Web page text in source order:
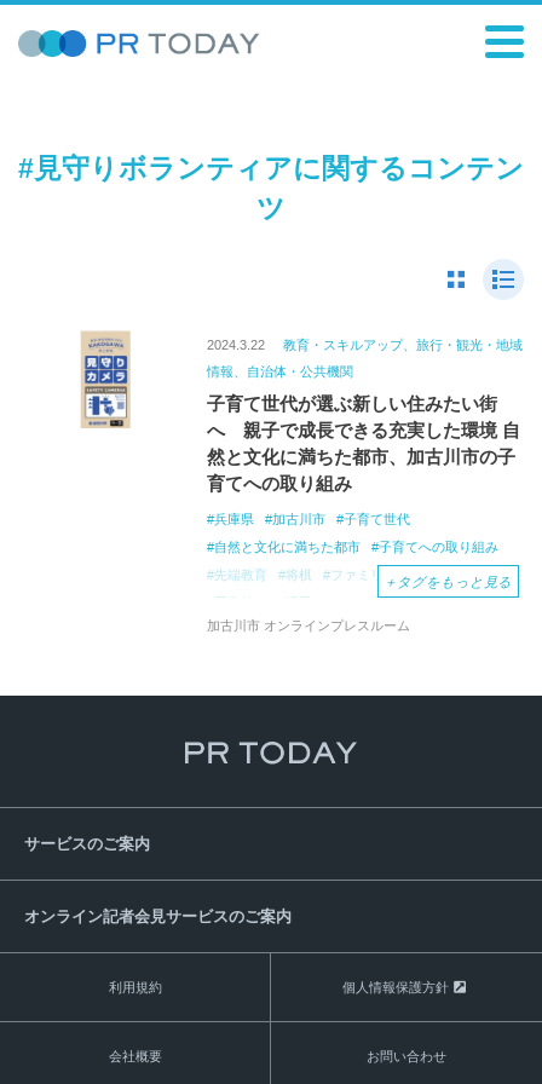
#見守りボランティアに関するコンテン
ツ
2024.3.22
教育・スキルアップ、旅行・観光・地域
情報、自治体・公共機関
子育て世代が選ぶ新しい住みたい街
へ 親子で成長できる充実した環境 自
然と文化に満ちた都市、加古川市の子
育てへの取り組み
兵庫県 加古川市
子育て世代
自然と文化に満ちた都市
子育てへの取り組み
先端教育
将棋
ファミリーサポートセンター
図書館
AI活用 ＩＣＴ教育
地域BWA
見守りカメラ
見守りボランティア
＋ タグをもっと見る
加古川市 オンラインプレスルーム
サービスのご案内
オンライン記者会見サービスのご案内
利用規約 個人情報保護方針
会社概要 お問い合わせ